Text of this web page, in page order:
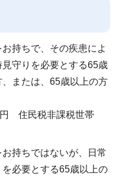
持ちで、その疾患によ
守りを必要とする65歳
または、65歳以上の方
住民税非課税世帯
持ちではないが、日常
必要とする65歳以上の